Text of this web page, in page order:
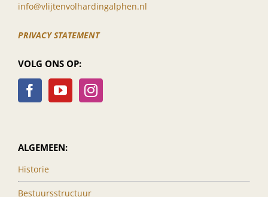
info@vlijtenvolhardingalphen.nl
PRIVACY STATEMENT
VOLG ONS OP:
ALGEMEEN:
Historie
Bestuursstructuur